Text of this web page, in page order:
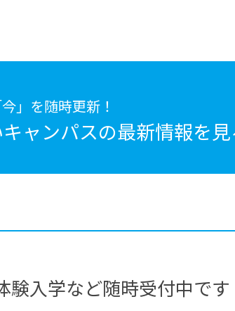
」を随時更新！
ャンパスの最新情報を見
験入学など随時受付中です